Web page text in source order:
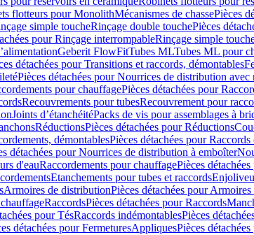
flotteurs pour MonolithMécanismes de chassePièces
simple toucheRinçage double touchePièces
pour Rinçage interrompableRinçage simple
Geberit FlowFitTubes MLTubes ML pour
détachées pour Transitions et raccords, démontables
Pièces détachées pour Nourrices de distribution
pour chauffagePièces détachées pour
Recouvrements pour tubesRecouvrement pour
Joints d’étanchéitéPacks de vis pour assemblages à
RéductionsPièces détachées pour Réductions
démontablesPièces détachées pour Raccords
détachées pour Nourrices de distribution à emboîter
d'eauRaccordements pour chauffagePièces
Etanchements pour tubes et raccords
Armoires de distributionPièces détachées pour
RaccordsPièces détachées pour Raccords
pour TésRaccords indémontablesPièces
détachées pour FermeturesAppliquesPièces